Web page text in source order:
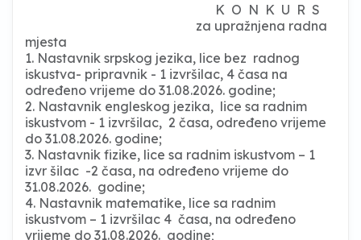
K O N K U R S
za upražnjena radna
mjesta
1. Nastavnik srpskog jezika, lice bez radnog
iskustva- pripravnik - 1 izvršilac, 4 časa na
određeno vrijeme do 31.08.2026. godine;
2. Nastavnik engleskog jezika, lice sa radnim
iskustvom - 1 izvršilac, 2 časa, određeno vrijeme
do 31.08.2026. godine;
3. Nastavnik fizike, lice sa radnim iskustvom – 1
izvr šilac -2 časa, na određeno vrijeme do
31.08.2026. godine;
4. Nastavnik matematike, lice sa radnim
iskustvom – 1 izvršilac 4 časa, na određeno
vrijeme do 31.08.2026. godine;